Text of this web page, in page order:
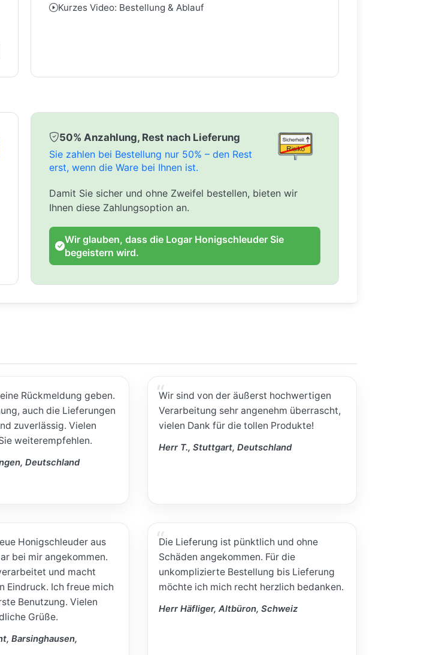
Kurzes Video: Bestellung & Ablauf
50% Anzahlung, Rest nach Lieferung
Sie zahlen bei Bestellung nur 50% – den Rest
erst, wenn die Ware bei Ihnen ist.
Damit Sie sicher und ohne Zweifel bestellen, bieten wir
Ihnen diese Zahlungsoption an.
Wir glauben, dass die Logar Honigschleuder Sie
begeistern wird.
Rückmeldung geben.
auch die Lieferungen
zuverlässig. Vielen
weiterempfehlen.
Deutschland
Wir sind von der äußerst hochwertigen
Verarbeitung sehr angenehm überrascht,
vielen Dank für die tollen Produkte!
Herr T., Stuttgart, Deutschland
Honigschleuder aus
bei mir angekommen.
und macht
Eindruck. Ich freue mich
Benutzung. Vielen
Grüße.
Barsinghausen,
Die Lieferung ist pünktlich und ohne
Schäden angekommen. Für die
unkomplizierte Bestellung bis Lieferung
möchte ich mich recht herzlich bedanken.
Herr Häfliger, Altbüron, Schweiz